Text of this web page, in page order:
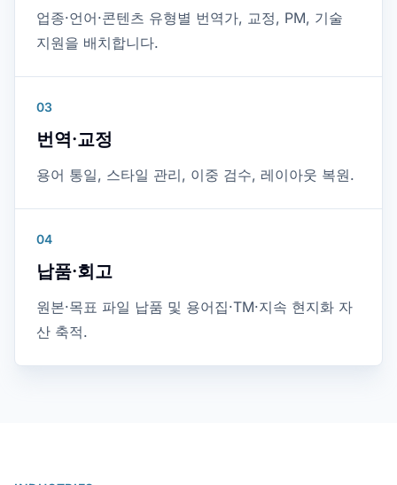
업종·언어·콘텐츠 유형별 번역가, 교정, PM, 기술
지원을 배치합니다.
03
번역·교정
용어 통일, 스타일 관리, 이중 검수, 레이아웃 복원.
04
납품·회고
원본·목표 파일 납품 및 용어집·TM·지속 현지화 자
산 축적.